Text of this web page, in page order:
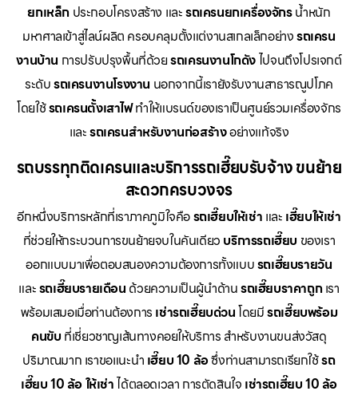
ยกเหล็ก ประกอบโครงสร้าง และรถเครนยกเครื่องจักรน้ำหนัก
มหาศาลเข้าสู่ไลน์ผลิต ครอบคลุมตั้งแต่งานสเกลเล็กอย่างรถเครน
งานบ้าน การปรับปรุงพื้นที่ด้วยรถเครนงานโกดังไปจนถึงโปรเจกต์
ระดับรถเครนงานโรงงาน นอกจากนี้เรายังรับงานสาธารณูปโภค
โดยใช้รถเครนตั้งเสาไฟทำให้แบรนด์ของเราเป็นศูนย์รวมเครื่องจักร
และรถเครนสำหรับงานก่อสร้างอย่างแท้จริง
รถบรรทุกติดเครนและบริการรถเฮี๊ยบรับจ้าง ขนย้าย
สะดวกครบวงจร
อีกหนึ่งบริการหลักที่เราภาคภูมิใจคือรถเฮี๊ยบให้เช่า และ เฮี๊ยบให้เช่า
ที่ช่วยให้กระบวนการขนย้ายจบในคันเดียว บริการรถเฮี๊ยบ ของเรา
ออกแบบมาเพื่อตอบสนองความต้องการทั้งแบบรถเฮี๊ยบรายวัน
และรถเฮี๊ยบรายเดือน ด้วยความเป็นผู้นำด้านรถเฮี๊ยบราคาถูกเรา
พร้อมเสมอเมื่อท่านต้องการ เช่ารถเฮี๊ยบด่วนโดยมีรถเฮี๊ยบพร้อม
คนขับ ที่เชี่ยวชาญเส้นทางคอยให้บริการ สำหรับงานขนส่งวัสดุ
ปริมาณมาก เราขอแนะนำ เฮี๊ยบ 10 ล้อซึ่งท่านสามารถเรียกใช้รถ
เฮี๊ยบ 10 ล้อ ให้เช่าได้ตลอดเวลา การตัดสินใจ เช่ารถเฮี๊ยบ 10 ล้อ